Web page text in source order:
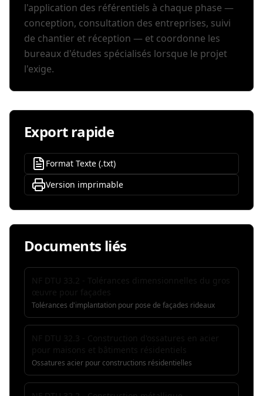
l'application des référentiels à chaque phase —
conception, consultation des entreprises, suivi
de chantier et réception — et coordonne les
bureaux d'études spécialisés lorsque le projet
l'exige.
Export rapide
Format Texte (.txt)
Version imprimable
Documents liés
Tolérances d'implantation pour pose de façades rideaux
Ossatures acier pour constructions résidentielles